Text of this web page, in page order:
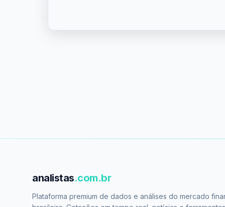
analistas.com.br
Plataforma premium de dados e análises do mercado